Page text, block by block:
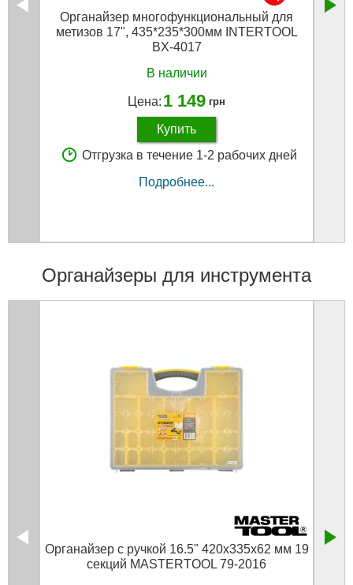
Органайзер многофункциональный для
метизов 17", 435*235*300мм INTERTOOL
BX-4017
В наличии
Цена: 1 149 грн
Купить
Отгрузка в течение 1-2 рабочих дней
Подробнее...
Органайзеры для инструмента
Органайзер с ручкой 16.5" 420х335х62 мм 19
секций MASTERTOOL 79-2016